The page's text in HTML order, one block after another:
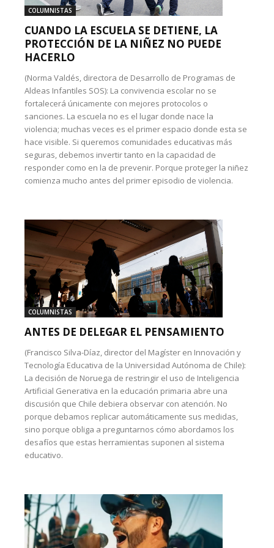
COLUMNISTAS
CUANDO LA ESCUELA SE DETIENE, LA
PROTECCIÓN DE LA NIÑEZ NO PUEDE
HACERLO
(Norma Valdés, directora de Desarrollo de Programas de
Aldeas Infantiles SOS): La convivencia escolar no se
fortalecerá únicamente con mejores protocolos o
sanciones. La escuela no es el lugar donde nace la
violencia; muchas veces es el primer espacio donde esta se
hace visible. Si queremos comunidades educativas más
seguras, debemos invertir tanto en la capacidad de
responder como en la de prevenir. Porque proteger la niñez
comienza mucho antes del primer episodio de violencia.
COLUMNISTAS
ANTES DE DELEGAR EL PENSAMIENTO
(Francisco Silva-Díaz, director del Magíster en Innovación y
Tecnología Educativa de la Universidad Autónoma de Chile):
La decisión de Noruega de restringir el uso de Inteligencia
Artificial Generativa en la educación primaria abre una
discusión que Chile debiera observar con atención. No
porque debamos replicar automáticamente sus medidas,
sino porque obliga a preguntarnos cómo abordamos los
desafíos que estas herramientas suponen al sistema
educativo.